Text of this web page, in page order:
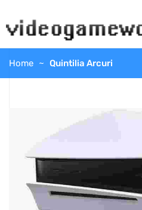
Home Quintilia Arcuri